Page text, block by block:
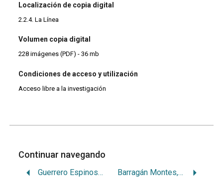
Localización de copia digital
2.2.4. La Línea
Volumen copia digital
228 imágenes (PDF) - 36 mb
Condiciones de acceso y utilización
Acceso libre a la investigación
Continuar navegando
Guerrero Espinosa, Francisca Barragán Montes, Francisco